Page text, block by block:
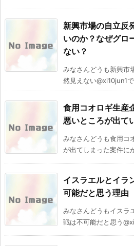
新興市場の自立反
いのか？なぜグロ
ない？
みなさんどうも新興市
然見えない@xi10jun1
食用コオロギ生産
悪いところが出て
みなさんどうも食用コ
が出てしまった案件に
イスラエルとイラ
可能だと思う理由
みなさんどうもイスラ
戦は不可能だと思う